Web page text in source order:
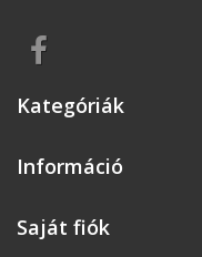
Kategóriák
Információ
Saját fiók